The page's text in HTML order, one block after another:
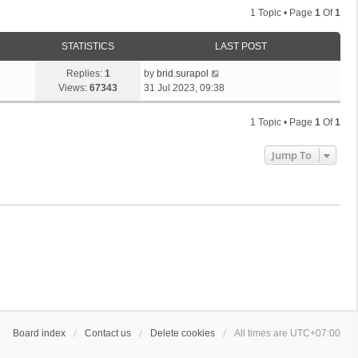
1 Topic • Page 1 Of1
STATISTICS LAST POST
Replies: 1
Views: 67343
by brid.surapol
31 Jul 2023, 09:38
1 Topic • Page 1 Of1
Jump To
Board index Contact us Delete cookies All times are UTC+07:00